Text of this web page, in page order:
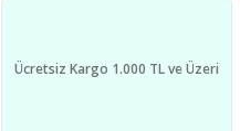
pahalı.
Ücretsiz Kargo 1.000 TL ve Üzeri